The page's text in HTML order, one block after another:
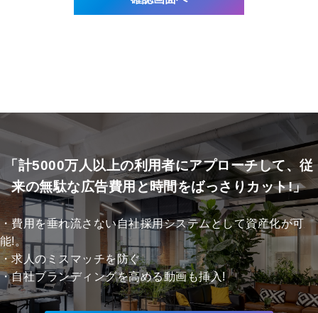
「計5000万人以上の利用者にアプローチして、従
来の無駄な広告費用と時間をばっさりカット!」
・費用を垂れ流さない自社採用システムとして資産化が可
能!。
・求人のミスマッチを防ぐ
・自社ブランディングを高める動画も挿入!